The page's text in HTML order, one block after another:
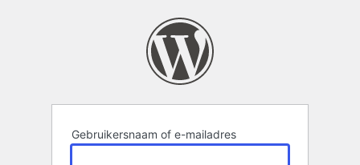
Gebruikersnaam of e-mailadres